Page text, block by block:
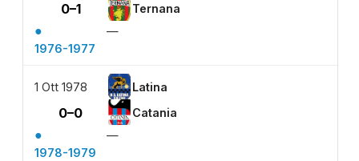
0–1 Ternana
●
—
1976-1977
1 Ott 1978 Latina
0–0 Catania
●
—
1978-1979